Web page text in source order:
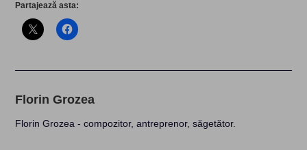
Partajează asta:
Florin Grozea
Florin Grozea - compozitor, antreprenor, săgetător.